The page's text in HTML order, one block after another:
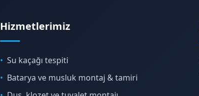
Hizmetlerimiz
Su kaçağı tespiti
Batarya ve musluk montaj & tamiri